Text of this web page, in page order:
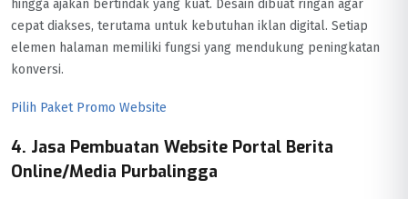
hingga ajakan bertindak yang kuat. Desain dibuat ringan agar
cepat diakses, terutama untuk kebutuhan iklan digital. Setiap
elemen halaman memiliki fungsi yang mendukung peningkatan
konversi.
Pilih Paket Promo Website
4. Jasa Pembuatan Website Portal Berita
Online/Media Purbalingga